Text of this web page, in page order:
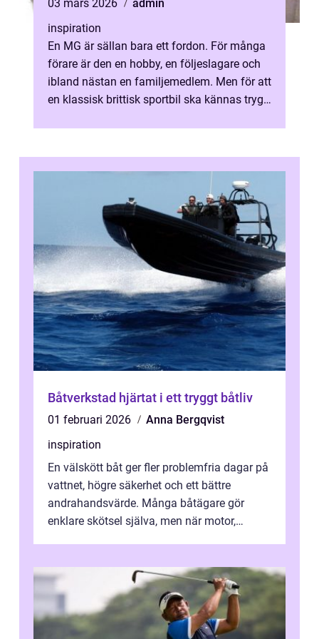
03 mars 2026
admin
inspiration
En MG är sällan bara ett fordon. För många
förare är den en hobby, en följeslagare och
ibland nästan en familjemedlem. Men för att
en klassisk brittisk sportbil ska kännas trygg
Båtverkstad hjärtat i ett tryggt båtliv
01 februari 2026
Anna Bergqvist
inspiration
En välskött båt ger fler problemfria dagar på
vattnet, högre säkerhet och ett bättre
andrahandsvärde. Många båtägare gör
enklare skötsel själva, men när motor,